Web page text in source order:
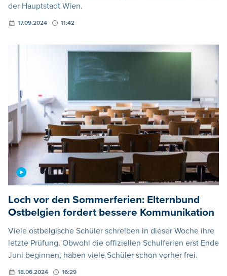
der Hauptstadt Wien.
17.09.2024 11:42
Loch vor den Sommerferien: Elternbund
Ostbelgien fordert bessere Kommunikation
Viele ostbelgische Schüler schreiben in dieser Woche ihre
letzte Prüfung. Obwohl die offiziellen Schulferien erst Ende
Juni beginnen, haben viele Schüler schon vorher frei.
18.06.2024 16:29